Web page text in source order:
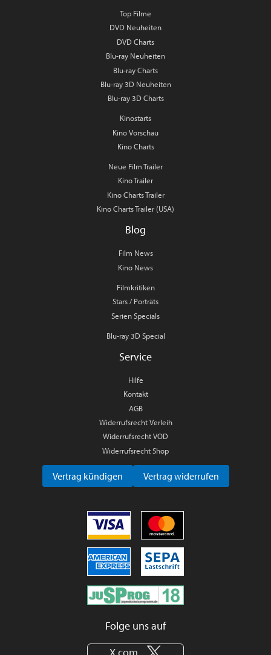
Top Filme
DVD Neuheiten
DVD Charts
Blu-ray Neuheiten
Blu-ray Charts
Blu-ray 3D Neuheiten
Blu-ray 3D Charts
Kinostarts
Kino Vorschau
Kino Charts
Neue Film Trailer
Kino Trailer
Kino Charts Trailer
Kino Charts Trailer (USA)
Blog
Film News
Kino News
Filmkritiken
Stars / Porträts
Serien Specials
Blu-ray 3D Special
Service
Hilfe
Kontakt
AGB
Widerrufsrecht Verleih
Widerrufsrecht VOD
Widerrufsrecht Shop
Vertrag kündigen Vertrag widerrufen
Folge uns auf